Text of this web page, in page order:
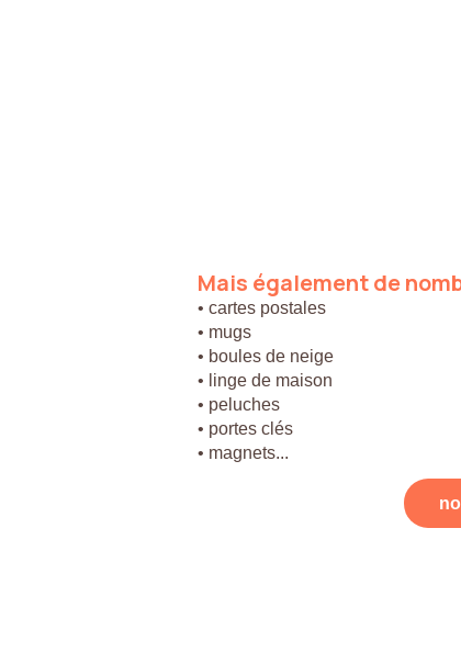
Mais égalementde
• cartes postales
• mugs
• boules de neige
• linge de maison
• peluches
• portes clés
• magnets...